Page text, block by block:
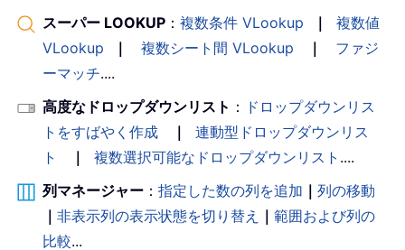
スーパー LOOKUP ： 複数条件 VLookup ｜
複数値
VLookup
｜ 複数シート間 VLookup ｜
ファジ
ーマッチ....
高度なドロップダウンリスト ： ドロップダウンリス
トをすばやく作成
｜
連動型ドロップダウンリス
ト
｜ 複数選択可能なドロップダウンリスト ....
列マネージャー ： 指定した数の列を追加 ｜ 列の移動
｜ 非表示列の表示状態を切り替え ｜ 範囲および列の
比較...